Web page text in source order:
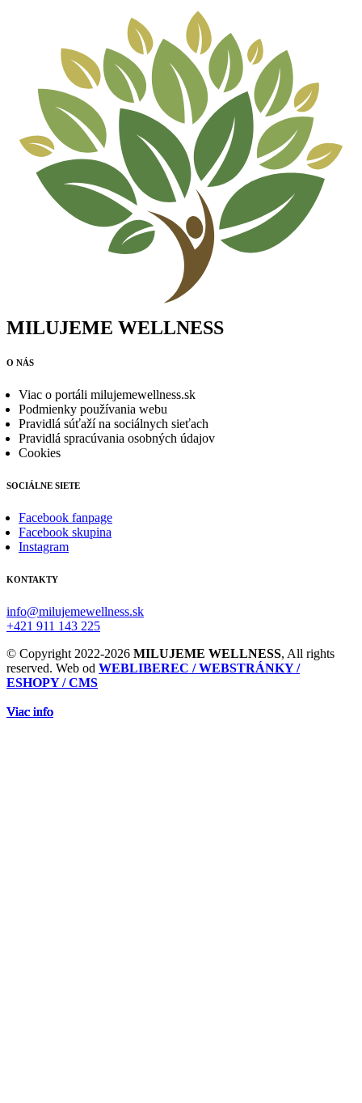
Viac info
Viac info
Viac info
Viac info
Viac info
Viac info
MILUJEME WELLNESS
O NÁS
Viac o portáli milujemewellness.sk
Podmienky používania webu
Pravidlá súťaží na sociálnych sieťach
Pravidlá spracúvania osobných údajov
Cookies
SOCIÁLNE SIETE
Facebook fanpage
Facebook skupina
Instagram
KONTAKTY
info@milujemewellness.sk
+421 911 143 225
© Copyright 2022-2026 MILUJEME WELLNESS, All rights
reserved. Web od WEBLIBEREC / WEBSTRÁNKY /
ESHOPY / CMS